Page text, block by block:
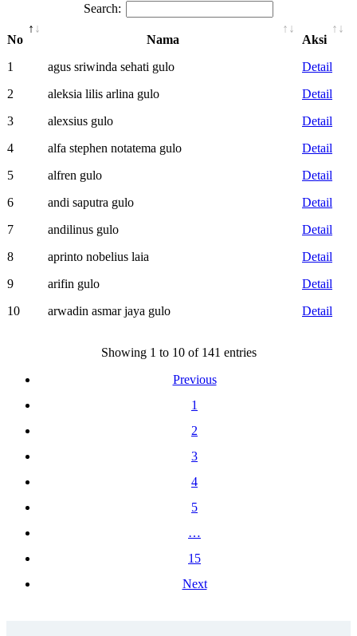
Search:
No Nama
Aksi
1
agus sriwinda sehati gulo
Detail
2
aleksia lilis arlina gulo
Detail
3
alexsius gulo
Detail
4
alfa stephen notatema gulo
Detail
5
alfren gulo
Detail
6
andi saputra gulo
Detail
7
andilinus gulo
Detail
8
aprinto nobelius laia
Detail
9
arifin gulo
Detail
10
arwadin asmar jaya gulo Detail
Showing 1 to 10 of 141 entries
Previous
1
2
3
4
5
…
15
Next